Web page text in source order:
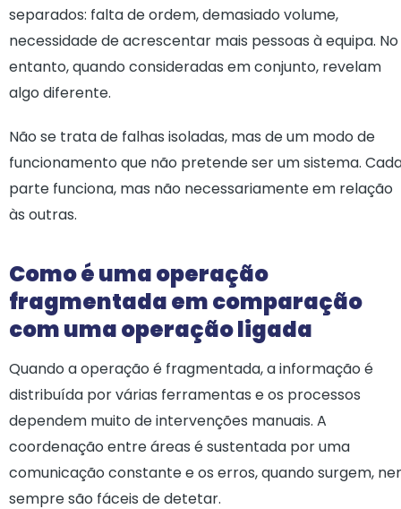
separados: falta de ordem, demasiado volume,
necessidade de acrescentar mais pessoas à equipa. No
entanto, quando consideradas em conjunto, revelam
algo diferente.
Não se trata de falhas isoladas, mas de um modo de
funcionamento que não pretende ser um sistema.
parte funciona, mas não necessariamente em relação
às outras.
Como é uma operação
fragmentada em comparação
com uma operação ligada
Quando a operação é fragmentada, a informação é
distribuída por várias ferramentas e os processos
dependem muito de intervenções manuais. A
coordenação entre áreas é sustentada por uma
comunicação constante e os erros, quando surgem,
sempre são fáceis de detetar.